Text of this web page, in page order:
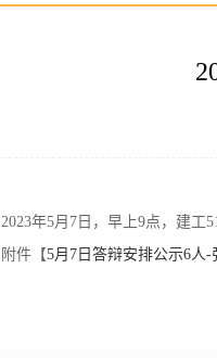
2023年5月7日，早上9点，建工
附件【5月7日答辩安排公示6人-